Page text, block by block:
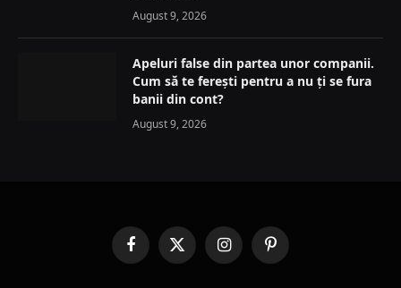
August 9, 2026
Apeluri false din partea unor companii.
Cum să te ferești pentru a nu ți se fura
banii din cont?
August 9, 2026
FacebookX
(Twitter)
InstagramPinterest